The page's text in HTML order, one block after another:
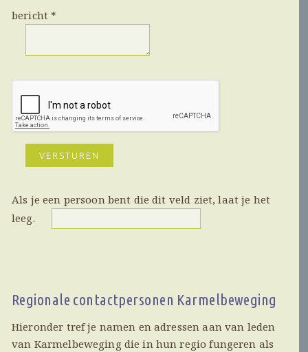
bericht *
Als je een persoon bent die dit veld ziet, laat je het
leeg.
Regionale contactpersonen Karmelbeweging
Hieronder tref je namen en adressen aan van leden
van Karmelbeweging die in hun regio fungeren als